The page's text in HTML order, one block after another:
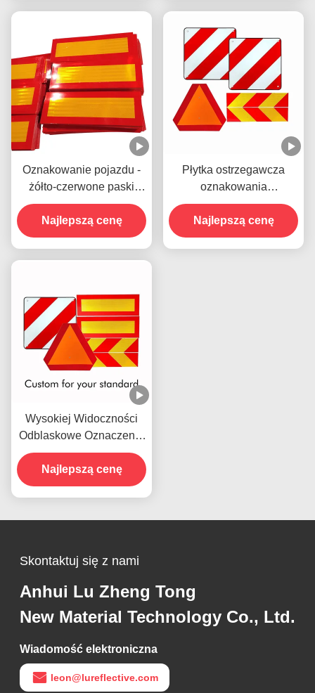
Oznakowanie pojazdu -
żółto-czerwone paski
aluminiowe odblaskowe,
odblaskowa naklejka
szewron dla ciężkich
Najlepszą cenę
Płytka ostrzegawcza
oznakowania
odblaskowego pojazdu
Płytka odblaskowa
tylnego oznakowania dla
Najlepszą cenę
Wysokiej Widoczności
Odblaskowe Oznaczenia
Pojazdów, Przyciągające
Wzrok, Odblaskowe
Naklejki Numeru
Ciężkich Ciężarówek
Najlepszą cenę
Skontaktuj się z nami
Anhui Lu Zheng Tong
New Material Technology Co., Ltd.
Wiadomość elektroniczna
leon@lureflective.com